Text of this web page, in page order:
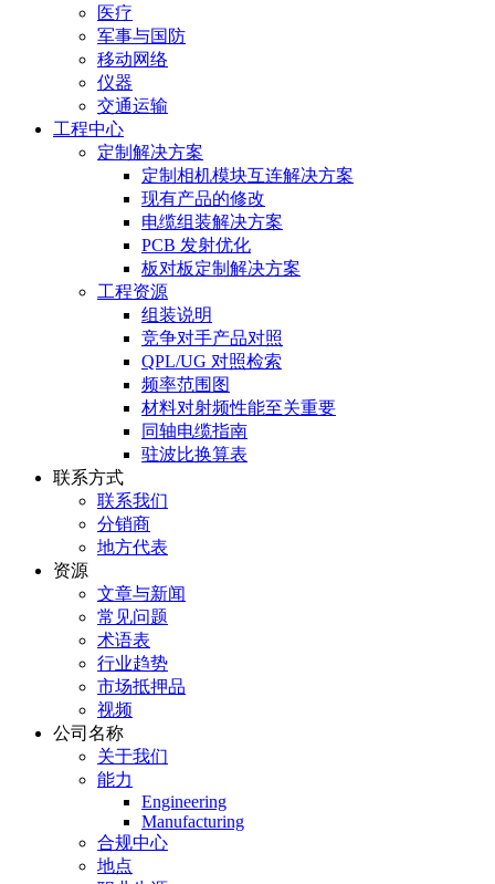
医疗
军事与国防
移动网络
仪器
交通运输
工程中心
定制解决方案
定制相机模块互连解决方案
现有产品的修改
电缆组装解决方案
PCB 发射优化
板对板定制解决方案
工程资源
组装说明
竞争对手产品对照
QPL/UG 对照检索
频率范围图
材料对射频性能至关重要
同轴电缆指南
驻波比换算表
联系方式
联系我们
分销商
地方代表
资源
文章与新闻
常见问题
术语表
行业趋势
市场抵押品
视频
公司名称
关于我们
能力
Engineering
Manufacturing
合规中心
地点